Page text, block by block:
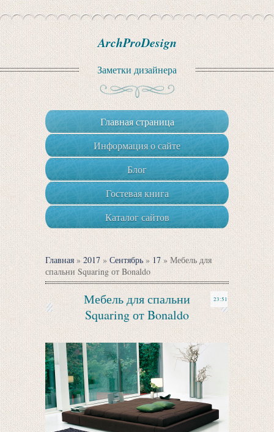
ArchProDesign
Заметки дизайнера
Главная страница
Информация о сайте
Блог
Гостевая книга
Каталог сайтов
Главная»2017 » Сентябрь » 17 » Мебель для
спальни Squaring от Bonaldo
23:51
Мебель для спальни
Squaring от Bonaldo